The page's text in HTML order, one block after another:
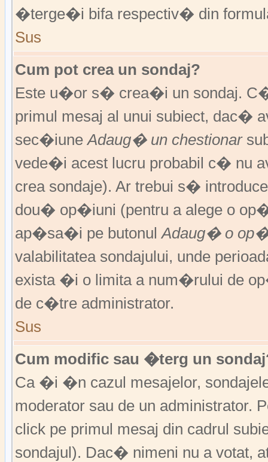
�terge�i bifa respectiv� din
Sus
Cum pot crea un sondaj?
Este u�or s� crea�i un sondaj.
primul mesaj al unui subiect, dac�
sec�iuneAdaug� un chestionar
vede�i acest lucru probabil c� nu
crea sondaje). Ar trebui s�
dou� op�iuni (pentru a alege o
ap�sa�i pe butonulAdaug� o
valabilitatea sondajului, unde
exista �i o limita a num�rului de
de c�tre administrator.
Sus
Cum modific sau �terg un
Ca �i �n cazul mesajelor,
moderator sau de un administrator.
click pe primul mesaj din cadrul
sondajul). Dac� nimeni nu a